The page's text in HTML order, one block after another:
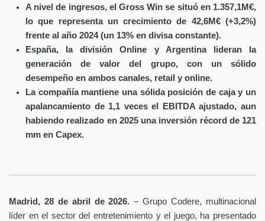
A nivel de ingresos, el Gross Win se situó en 1.357,1M€,
lo que representa un crecimiento de 42,6M€ (+3,2%)
frente al año 2024 (un 13% en divisa constante).
España, la división Online y Argentina lideran la
generación de valor del grupo, con un sólido
desempeño en ambos canales, retail y online.
La compañía mantiene una sólida posición de caja y un
apalancamiento de 1,1 veces el EBITDA ajustado, aun
habiendo realizado en 2025 una inversión récord de 121
mm en Capex.
Madrid, 28 de abril de 2026. – Grupo Codere, multinacional
líder en el sector del entretenimiento y el juego, ha presentado